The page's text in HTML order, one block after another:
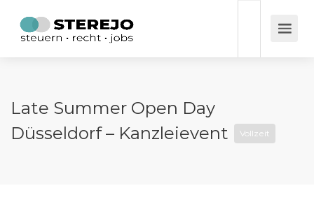
Late Summer Open Day
Düsseldorf – Kanzleievent
Vollzeit